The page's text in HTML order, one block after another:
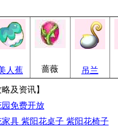
机版
人蕉 蔷薇 吊兰
及资讯】
免费开放
具 紫阳花桌子 紫阳花椅子